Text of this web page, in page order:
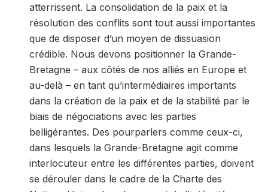
atterrissent. La consolidation de la paix et la
résolution des conflits sont tout aussi importantes
que de disposer d’un moyen de dissuasion
crédible. Nous devons positionner la Grande-
Bretagne – aux côtés de nos alliés en Europe et
au-delà – en tant qu’intermédiaires importants
dans la création de la paix et de la stabilité par le
biais de négociations avec les parties
belligérantes. Des pourparlers comme ceux-ci,
dans lesquels la Grande-Bretagne agit comme
interlocuteur entre les différentes parties, doivent
se dérouler dans le cadre de la Charte des